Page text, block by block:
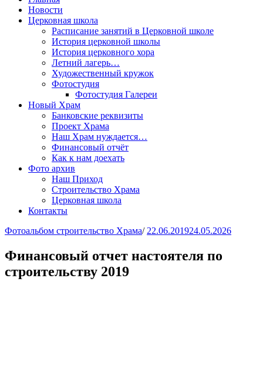
Новости
Церковная школа
Расписание занятий в Церковной школе
История церковной школы
История церковного хора
Летний лагерь…
Художественный кружок
Фотостудия
Фотостудия Галереи
Новый Храм
Банковские реквизиты
Проект Храма
Наш Храм нуждается…
Финансовый отчёт
Как к нам доехать
Фото архив
Наш Приход
Строительство Храма
Церковная школа
Контакты
Фотоальбом строительство Храма/ 22.06.201924.05.2026
Финансовый отчет настоятеля по
строительству 2019